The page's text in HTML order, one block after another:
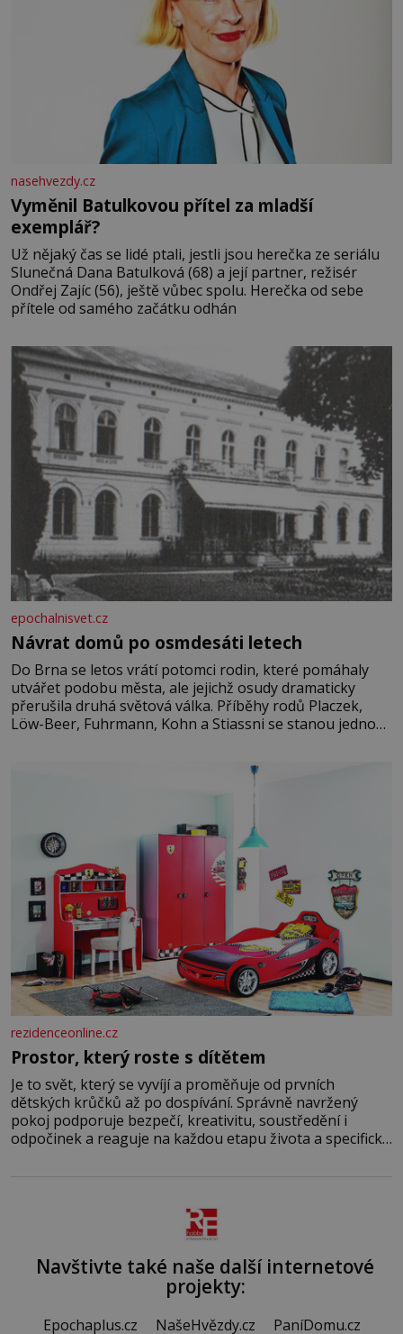
nasehvezdy.cz
Vyměnil Batulkovou přítel za mladší
exemplář?
Už nějaký čas se lidé ptali, jestli jsou herečka ze seriálu
Slunečná Dana Batulková (68) a její partner, režisér
Ondřej Zajíc (56), ještě vůbec spolu. Herečka od sebe
přítele od samého začátku odhán
epochalnisvet.cz
Návrat domů po osmdesáti letech
Do Brna se letos vrátí potomci rodin, které pomáhaly
utvářet podobu města, ale jejichž osudy dramaticky
přerušila druhá světová válka. Příběhy rodů Placzek,
Löw-Beer, Fuhrmann, Kohn a Stiassni se stanou jednou
jednoduché. Místa, která si člověk pamatuje z rodinných
rezidenceonline.cz
Prostor, který roste s dítětem
Je to svět, který se vyvíjí a proměňuje od prvních
dětských krůčků až po dospívání. Správně navržený
pokoj podporuje bezpečí, kreativitu, soustředění i
odpočinek a reaguje na každou etapu života a specifické
Navštivte také naše další internetové
projekty:
Epochaplus.cz NašeHvězdy.cz PaníDomu.cz